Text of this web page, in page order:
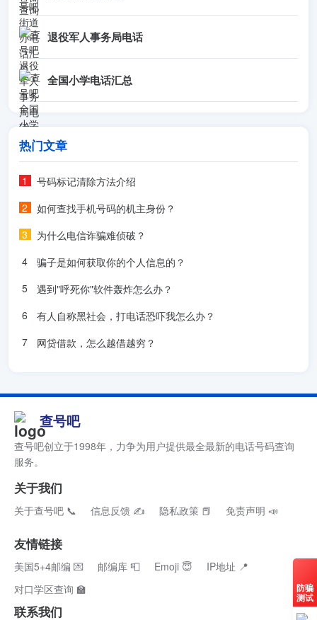
退役军人事务局电话
全国小学电话汇总
热门文章
号码标记清除方法介绍
如何查找手机号码的机主身份？
为什么电信诈骗难侦破？
骗子是如何获取你的个人信息的？
遇到"呼死你"软件轰炸怎么办？
有人自称黑社会，打电话恐吓我怎么办？
网贷借款，怎么越借越穷？
查号吧
查号吧创立于1998年，力争为用户提供最全最新的电话号码查询
服务。
关于我们
关于查号吧 📞 信息反馈 ✍ 隐私政策 📕 免责声明 📣
友情链接
美国5+4邮编 💌 邮编库 📮 Emoji 😇
IP地址 📍
对口学区查询 🏫
联系我们
防骗
测试